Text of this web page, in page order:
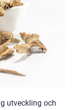
utveckling och